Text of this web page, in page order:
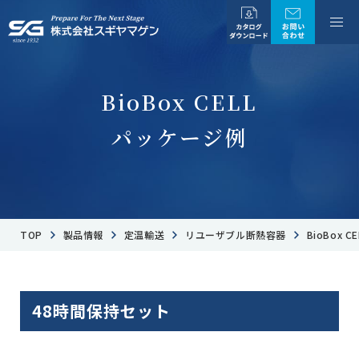
BioBox CELL
パッケージ例
TOP 製品情報 定温輸送 リユーザブル断熱容器 BioBox
48時間保持セット